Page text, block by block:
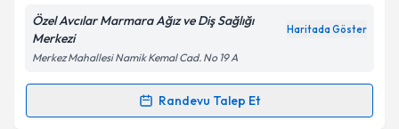
Özel Avcılar Marmara Ağız ve Diş Sağlığı
Merkezi
Haritada Göster
Merkez Mahallesi Namik Kemal Cad. No 19 A
Randevu Talep Et
Randevu Takvimi Talebi